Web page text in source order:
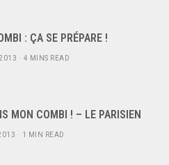
: ÇA SE PRÉPARE !
4 MINS READ
MON COMBI ! – LE PARISIEN
1 MIN READ